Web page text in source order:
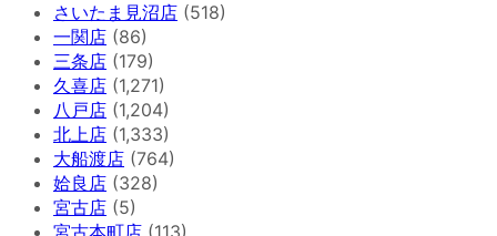
さいたま見沼店 (518)
一関店 (86)
三条店 (179)
久喜店 (1,271)
八戸店 (1,204)
北上店 (1,333)
大船渡店 (764)
姶良店 (328)
宮古店 (5)